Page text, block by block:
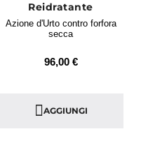
Reidratante
Azione d'Urto contro forfora
secca
96,00 €
AGGIUNGI